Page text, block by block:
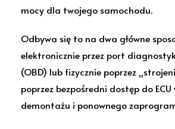
mocy dla twojego samochodu.
Odbywa się to na dwa główne
elektronicznie przez port
(OBD) lub fizycznie poprzez
poprzez bezpośredni dostęp do
demontażu i ponownego